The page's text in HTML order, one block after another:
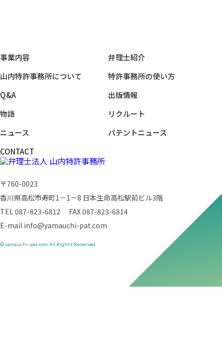
事業内容
弁理士紹介
山内特許事務所について
特許事務所の使い方
Q&A
出版情報
物語
リクルート
ニュース
パテントニュース
CONTACT
〒760-0023
香川県高松市寿町1－1－8 日本生命高松駅前ビル3階
TEL 087-823-6812 FAX 087-823-6814
E-mail info@yamauchi-pat.com
© yamauchi-pat.com All Rights Reserved.